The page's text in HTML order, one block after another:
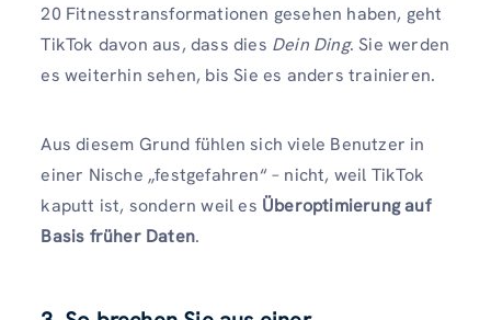
20 Fitnesstransformationen gesehen haben, geht
TikTok davon aus, dass dies Dein Ding. Sie werden
es weiterhin sehen, bis Sie es anders trainieren.
Aus diesem Grund fühlen sich viele Benutzer in
einer Nische „festgefahren“ – nicht, weil TikTok
kaputt ist, sondern weil es Überoptimierung auf
Basis früher Daten.